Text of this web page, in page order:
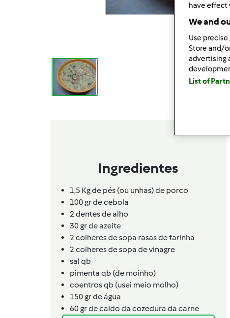
Ingredientes
1,5 Kg de pés (ou unhas) de porco
100 gr de cebola
2 dentes de alho
30 gr de azeite
2 colheres de sopa rasas de farinha
2 colheres de sopa de vinagre
sal qb
pimenta qb (de moinho)
coentros qb (usei meio molho)
150 gr de água
60 gr de caldo da cozedura da carne
have effect
We and
Use
Store and/
advertising
List of